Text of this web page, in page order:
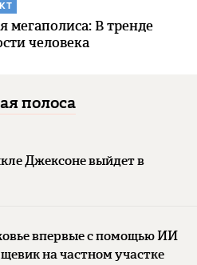
мегаполиса: В тренде
человека
полоса
Джексоне выйдет в
впервые с помощью ИИ
на частном участке